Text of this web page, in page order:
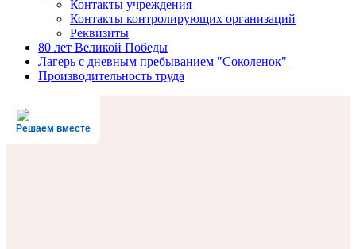
Контакты учреждения
Контакты контролирующих организаций
Реквизиты
80 лет Великой Победы
Лагерь с дневным пребыванием "Соколенок"
Производительность труда
Решаем вместе